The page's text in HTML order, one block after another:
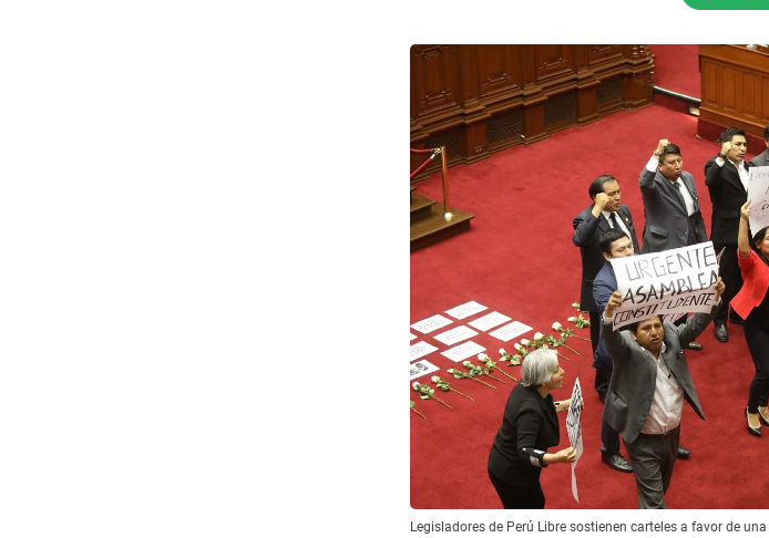
Legisladores de Perú Libre sostienen carteles a favor de